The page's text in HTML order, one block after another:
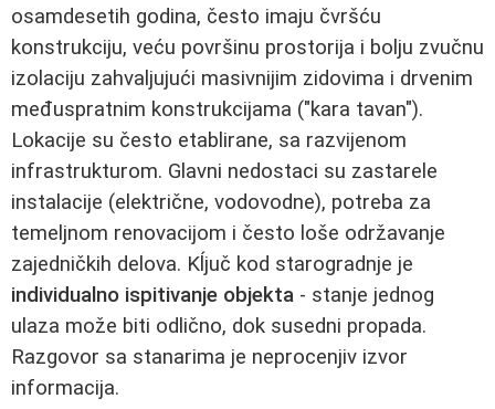
osamdesetih godina, često imaju čvršću
konstrukciju, veću površinu prostorija i bolju zvučnu
izolaciju zahvaljujući masivnijim zidovima i drvenim
međuspratnim konstrukcijama ("kara tavan").
Lokacije su često etablirane, sa razvijenom
infrastrukturom. Glavni nedostaci su zastarele
instalacije (električne, vodovodne), potreba za
temeljnom renovacijom i često loše održavanje
zajedničkih delova. Kĺjuč kod starogradnje je
individualno ispitivanje objekta - stanje jednog
ulaza može biti odlično, dok susedni propada.
Razgovor sa stanarima je neprocenjiv izvor
informacija.